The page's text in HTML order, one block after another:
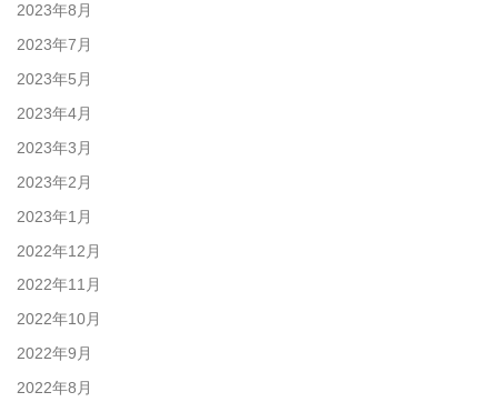
2023年8月
2023年7月
2023年5月
2023年4月
2023年3月
2023年2月
2023年1月
2022年12月
2022年11月
2022年10月
2022年9月
2022年8月